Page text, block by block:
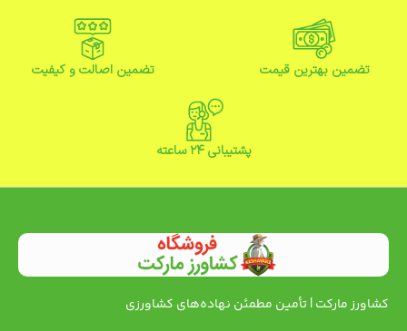
تضمین بهترین قیمت تضمین اصالت و کیفیت
پشتیبانی ۲۴ ساعته
کشاورز مارکت | تأمین مطمئن نهاده‌های کشاورزی